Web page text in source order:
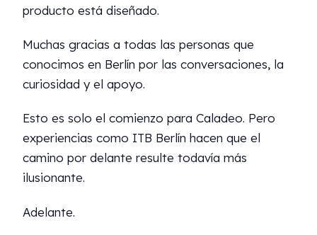
producto está diseñado.
Muchas gracias a todas las personas que
conocimos en Berlín por las conversaciones, la
curiosidad y el apoyo.
Esto es solo el comienzo para Caladeo. Pero
experiencias como ITB Berlín hacen que el
camino por delante resulte todavía más
ilusionante.
Adelante.